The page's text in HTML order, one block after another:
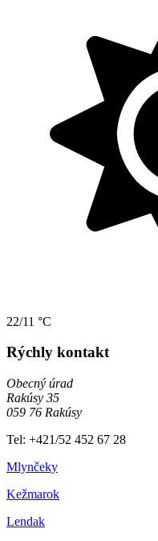
22/11 °C
Rýchly kontakt
Obecný úrad
Rakúsy 35
059 76 Rakúsy
Tel: +421/52 452 67 28
Mlynčeky
Kežmarok
Lendak